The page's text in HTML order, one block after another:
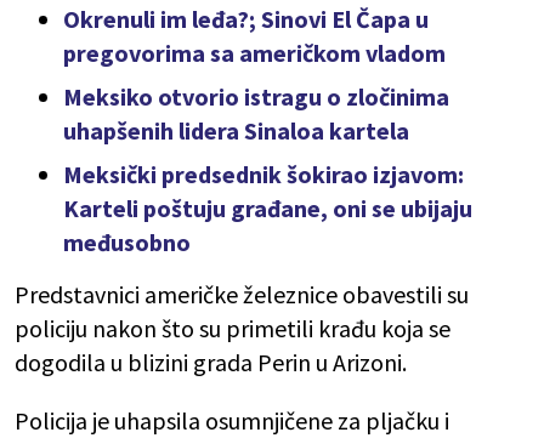
Okrenuli im leđa?; Sinovi El Čapa u
pregovorima sa američkom vladom
Meksiko otvorio istragu o zločinima
uhapšenih lidera Sinaloa kartela
Meksički predsednik šokirao izjavom:
Karteli poštuju građane, oni se ubijaju
međusobno
Predstavnici američke železnice obavestili su
policiju nakon što su primetili krađu koja se
dogodila u blizini grada Perin u Arizoni.
Policija je uhapsila osumnjičene za pljačku i